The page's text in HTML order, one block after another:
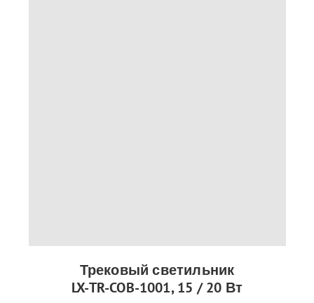
Трековый светильник
LX-TR-COB-1001, 15 / 20 Вт